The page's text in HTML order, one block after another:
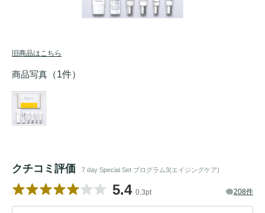
旧商品はこちら
商品写真 （1件）
クチコミ評価 7 day Special Set プログラム3(エイジングケア)
5.4 0.3pt 208件